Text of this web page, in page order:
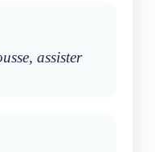
assister